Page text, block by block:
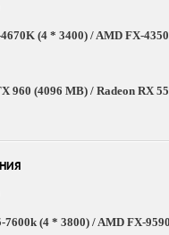
(4 * 3400) / AMD FX-
960 (4096 MB) / Radeon RX
7600k (4 * 3800) / AMD FX-